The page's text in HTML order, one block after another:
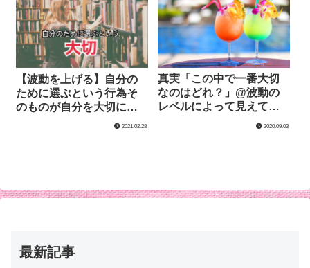
【波動を上げる】自分の
ために選ぶという行為そ
のものが自分を大切に扱
2021.02.28
真実「この中で一番大切
なのはどれ？」@波動の
レベルによって見えてい
2020.09.03
最新記事